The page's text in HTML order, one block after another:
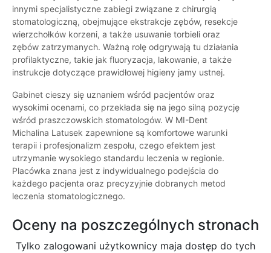
innymi specjalistyczne zabiegi związane z chirurgią
stomatologiczną, obejmujące ekstrakcje zębów, resekcje
wierzchołków korzeni, a także usuwanie torbieli oraz
zębów zatrzymanych. Ważną rolę odgrywają tu działania
profilaktyczne, takie jak fluoryzacja, lakowanie, a także
instrukcje dotyczące prawidłowej higieny jamy ustnej.
Gabinet cieszy się uznaniem wśród pacjentów oraz
wysokimi ocenami, co przekłada się na jego silną pozycję
wśród praszczowskich stomatologów. W MI-Dent
Michalina Latusek zapewnione są komfortowe warunki
terapii i profesjonalizm zespołu, czego efektem jest
utrzymanie wysokiego standardu leczenia w regionie.
Placówka znana jest z indywidualnego podejścia do
każdego pacjenta oraz precyzyjnie dobranych metod
leczenia stomatologicznego.
Oceny na poszczególnych stronach
Tylko zalogowani użytkownicy maja dostęp do tych